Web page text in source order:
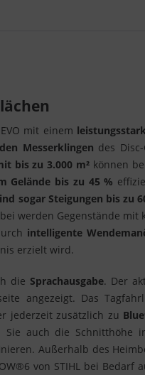
mit einem
Messerklingen des
bis zu 3.000 m² können
Gelände bis zu 45 %
sogar Steigungen bis zu
werden Gegenstände
intelligente
erzielt wird.
die Sprachausgabe. Der
angezeigt. Das
jederzeit zusätzlich zu
Sie auch die Schnitthöhe
Außerhalb des
von STIHL bei Bedarf